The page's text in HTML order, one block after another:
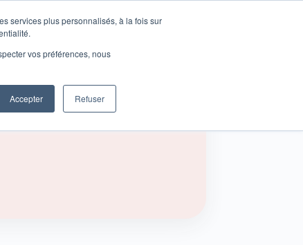
services plus personnalisés, à la fois sur
vos préférences, nous
Accepter Refuser